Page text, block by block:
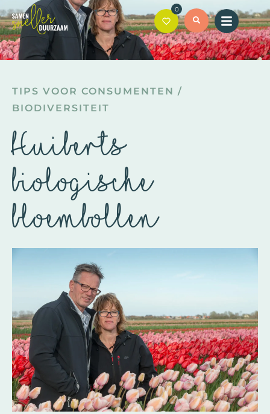
0
TIPS VOOR CONSUMENTEN /
BIODIVERSITEIT
Huiberts
biologische
bloembollen